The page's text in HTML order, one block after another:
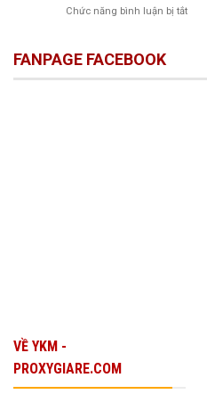
Việc
Công
Nay
Tối
Chức năng bình luận bị tắtở
FANPAGE FACEBOOK
VỀ YKM -
PROXYGIARE.COM